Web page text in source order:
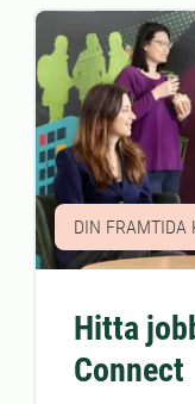
DIN FRAMTIDA
Hitta
Connect